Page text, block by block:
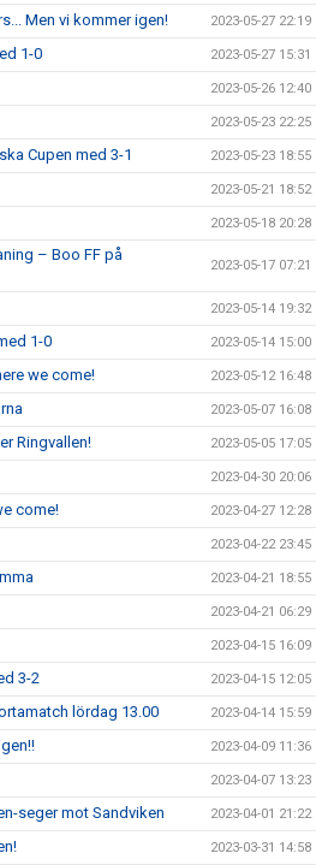
Men vi kommer igen! 2023-05-27 22:19
1-0 2023-05-27 15:31
2023-05-26 12:40
2023-05-23 22:25
Cupen med 3-1 2023-05-23 18:55
2023-05-21 18:52
2023-05-18 20:28
– Boo FF på
2023-05-17 07:21
2023-05-14 19:32
1-0 2023-05-14 15:00
we come! 2023-05-12 16:48
2023-05-07 16:08
Ringvallen! 2023-05-05 17:05
2023-04-30 20:06
come! 2023-04-27 12:28
2023-04-22 23:45
2023-04-21 18:55
2023-04-21 06:29
2023-04-15 16:09
3-2 2023-04-15 12:05
lördag 13.00 2023-04-14 15:59
2023-04-09 11:36
2023-04-07 13:23
seger mot Sandviken 2023-04-01 21:22
2023-03-31 14:58